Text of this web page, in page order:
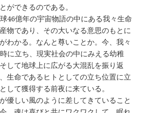
ができるのである。
46億年の宇宙物語の中にある我々生命
物であり、その大いなる意思のもとに
わかる。なんと尊いことか。今、我々
に立ち、現実社会の中にみえる幼稚
して地球上に広がる大混乱を振り返
生命であるヒトとしての立ち位置に立
して獲得する前夜に来ている。
優しい風のように差してきていること